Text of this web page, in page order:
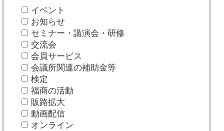
イベント
お知らせ
セミナー・講演会・研修
交流会
会員サービス
会議所関連の補助金等
検定
福商の活動
販路拡大
動画配信
オンライン